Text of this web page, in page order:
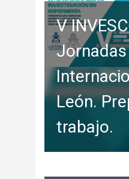
V
Jornadas
León.
trabajo.